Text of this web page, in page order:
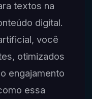
textos na
digital.
você
otimizados
engajamento
essa